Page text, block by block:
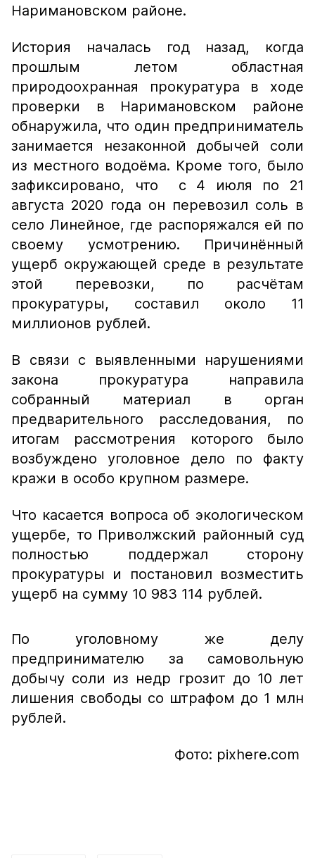
Наримановском районе.
История началась год назад, когда
прошлым летом областная
природоохранная прокуратура в ходе
проверки в Наримановском районе
обнаружила, что один предприниматель
занимается незаконной добычей соли
из местного водоёма. Кроме того, было
зафиксировано, что с 4 июля по 21
августа 2020 года он перевозил соль в
село Линейное, где распоряжался ей по
своему усмотрению. Причинённый
ущерб окружающей среде в результате
этой перевозки, по расчётам
прокуратуры, составил около 11
миллионов рублей.
В связи с выявленными нарушениями
закона прокуратура направила
собранный материал в орган
предварительного расследования, по
итогам рассмотрения которого было
возбуждено уголовное дело по факту
кражи в особо крупном размере.
Что касается вопроса об экологическом
ущербе, то Приволжский районный суд
полностью поддержал сторону
прокуратуры и постановил возместить
ущерб на сумму 10 983 114 рублей.
По уголовному же делу
предпринимателю за самовольную
добычу соли из недр грозит до 10 лет
лишения свободы со штрафом до 1 млн
рублей.
Фото: pixhere.com